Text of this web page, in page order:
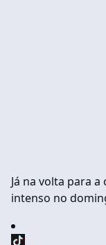
Já na volta para
intenso no